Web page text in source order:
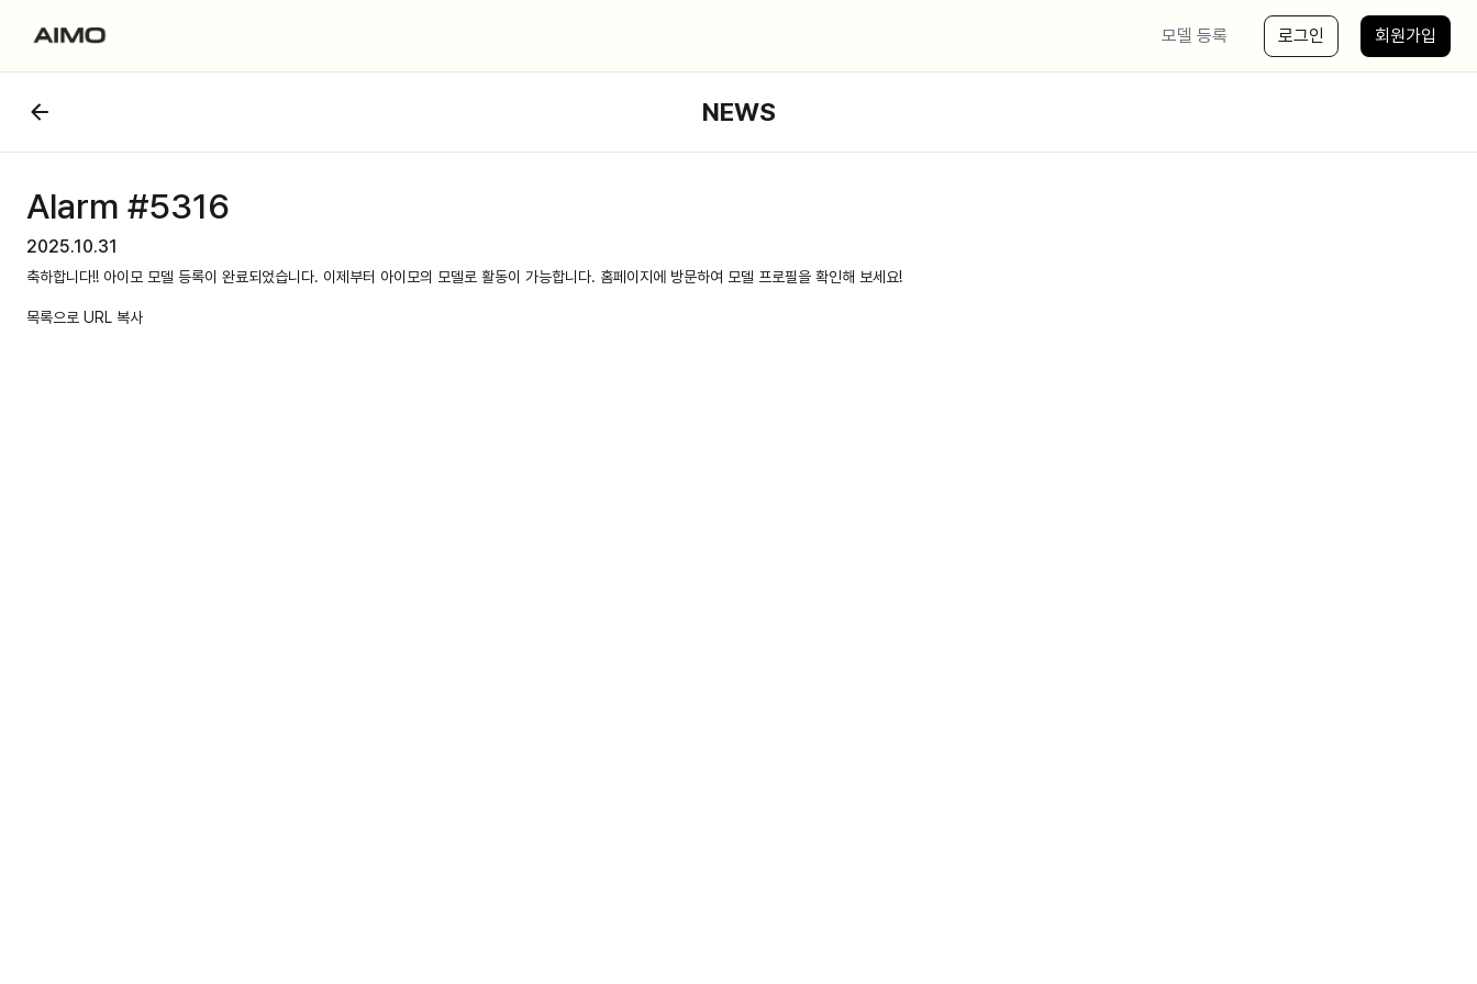
모델 등록 로그인 회원가입
NEWS
Alarm #5316
2025.10.31
축하합니다!! 아이모 모델 등록이 완료되었습니다. 이제부터 아이모의 모델로 활동이 가능합니다. 홈페이지에 방문하여 모델 프로필을 확인해 보세요!
목록으로 URL 복사